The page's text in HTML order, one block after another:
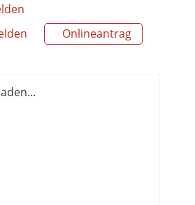
Onlineantrag